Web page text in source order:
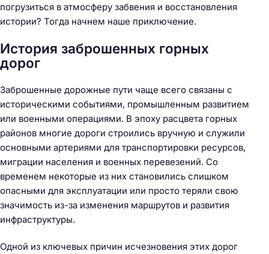
погрузиться в атмосферу забвения и восстановления
истории? Тогда начнем наше приключение.
История заброшенных горных
дорог
Заброшенные дорожные пути чаще всего связаны с
историческими событиями, промышленным развитием
или военными операциями. В эпоху расцвета горных
районов многие дороги строились вручную и служили
основными артериями для транспортировки ресурсов,
миграции населения и военных перевезений. Со
временем некоторые из них становились слишком
опасными для эксплуатации или просто теряли свою
значимость из-за изменения маршрутов и развития
инфраструктуры.
Одной из ключевых причин исчезновения этих дорог